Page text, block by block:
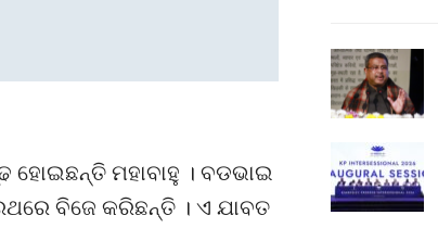
ମହାବାହୁ । ବଡଭାଇ
ବିଜେ କରିଛନ୍ତି । ଏ ଯାବତ